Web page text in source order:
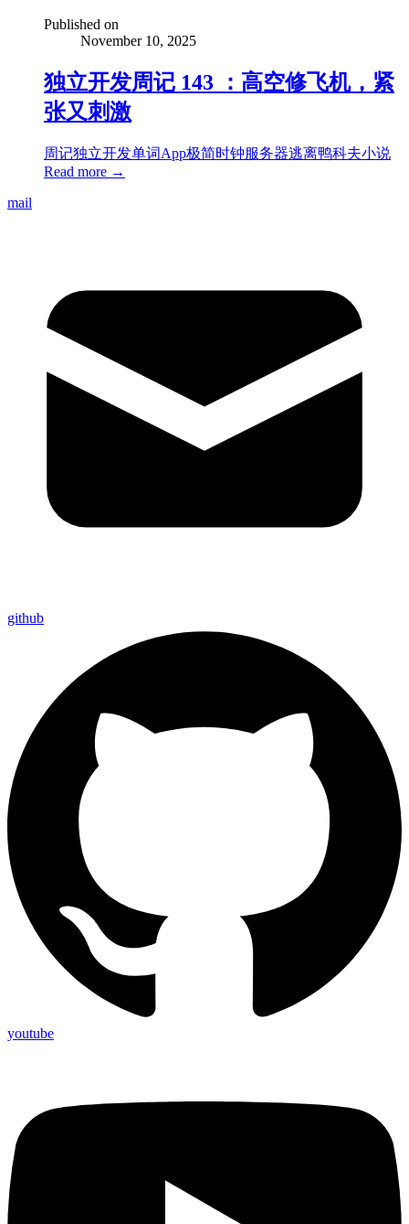
Published on
November 10, 2025
独立开发周记 143 ：高空修飞机，紧
张又刺激
周记独立开发单词App极简时钟服务器逃离鸭科夫小说
Read more →
mail
github
youtube